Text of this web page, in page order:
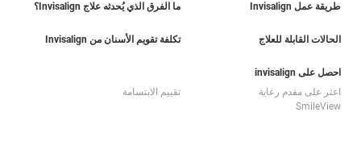
طريقة عمل Invisalign ما الفرق الذي يُحدثه علاج Invisalign؟
الحالات القابلة للعلاج تكلفة تقويم الأسنان من Invisalign
احصل على invisalign
اعثر على مقدم رعاية
تقييم الابتسامة
SmileView